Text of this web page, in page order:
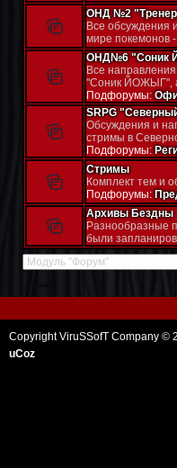
ОНД №2 "Тренер
Все обсуждения
мире покемонов
ОНД№6 "Соник
Все
"Соник ЙОЖЫГ", а
Подфорумы:
SRPG
Обсуждения и
стримы в
Подфорумы:
Стримы
Комплект тем и
Подфорумы:
Архивы Бездны
Разнообразные
были
Copyright ViruSSofT Company ©
uCoz